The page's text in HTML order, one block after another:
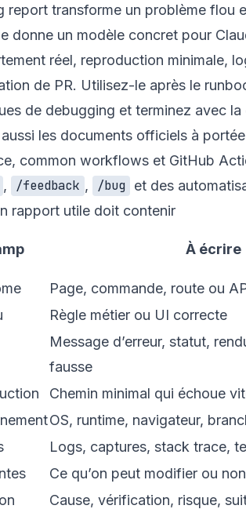
report transforme un problème flou
donne un modèle concret pour
réel, reproduction minimale,
de PR. Utilisez-le après le
de debugging et terminez avec la
les documents officiels à
, common workflows et GitHub
, /feedback , /bug
et des
rapport utile doit contenir
À écrire
Page, commande, route ou
Règle métier ou UI correcte
Message d’erreur, statut,
fausse
Chemin minimal qui échoue
OS, runtime, navigateur,
Logs, captures, stack trace,
Ce qu’on peut modifier ou non
Cause, vérification, risque,